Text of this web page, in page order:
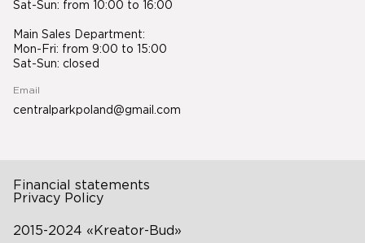
Sat-Sun: from 10:00 to 16:00
Main Sales Department:
Mon-Fri: from 9:00 to 15:00
Sat-Sun: closed
Email
centralparkpoland@gmail.com
Financial statements
Privacy Policy
2015-2024 «Kreator-Bud»